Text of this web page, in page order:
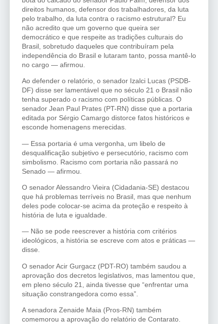
direitos humanos, defensor dos trabalhadores, da luta
pelo trabalho, da luta contra o racismo estrutural? Eu
não acredito que um governo que queira ser
democrático e que respeite as tradições culturais do
Brasil, sobretudo daqueles que contribuíram pela
independência do Brasil e lutaram tanto, possa mantê-lo
no cargo — afirmou.
Ao defender o relatório, o senador Izalci Lucas (PSDB-
DF) disse ser lamentável que no século 21 o Brasil não
tenha superado o racismo com políticas públicas. O
senador Jean Paul Prates (PT-RN) disse que a portaria
editada por Sérgio Camargo distorce fatos históricos e
esconde homenagens merecidas.
— Essa portaria é uma vergonha, um libelo de
desqualificação subjetivo e persecutório, racismo com
simbolismo. Racismo com portaria não passará no
Senado — afirmou.
O senador Alessandro Vieira (Cidadania-SE) destacou
que há problemas terríveis no Brasil, mas que nenhum
deles pode colocar-se acima da proteção e respeito à
história de luta e igualdade.
— Não se pode reescrever a história com critérios
ideológicos, a história se escreve com atos e práticas —
disse.
O senador Acir Gurgacz (PDT-RO) também saudou a
aprovação dos decretos legislativos, mas lamentou que,
em pleno século 21, ainda tivesse que “enfrentar uma
situação constrangedora como essa”.
A senadora Zenaide Maia (Pros-RN) também
comemorou a aprovação do relatório de Contarato.